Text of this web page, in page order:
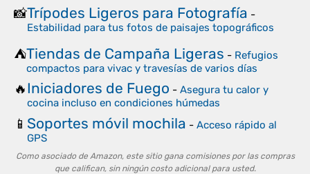
📸Trípodes Ligeros para Fotografía -
Estabilidad para tus fotos de paisajes topográficos
⛺Tiendas de Campaña Ligeras - Refugios
compactos para vivac y travesías de varios días
🔥Iniciadores de Fuego - Asegura tu calor y
cocina incluso en condiciones húmedas
📱 Soportes móvil mochila - Acceso rápido al
GPS
Como asociado de Amazon, este sitio gana comisiones por las compras
que califican, sin ningún costo adicional para usted.